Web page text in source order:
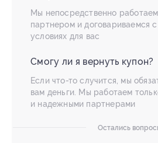
Мы непосредственно
партнером и договариваемся
условиях для вас
Смогу ли я вернуть купон?
Если что-то случится, мы
вам деньги. Мы работаем
и надежными партнерами
Остались